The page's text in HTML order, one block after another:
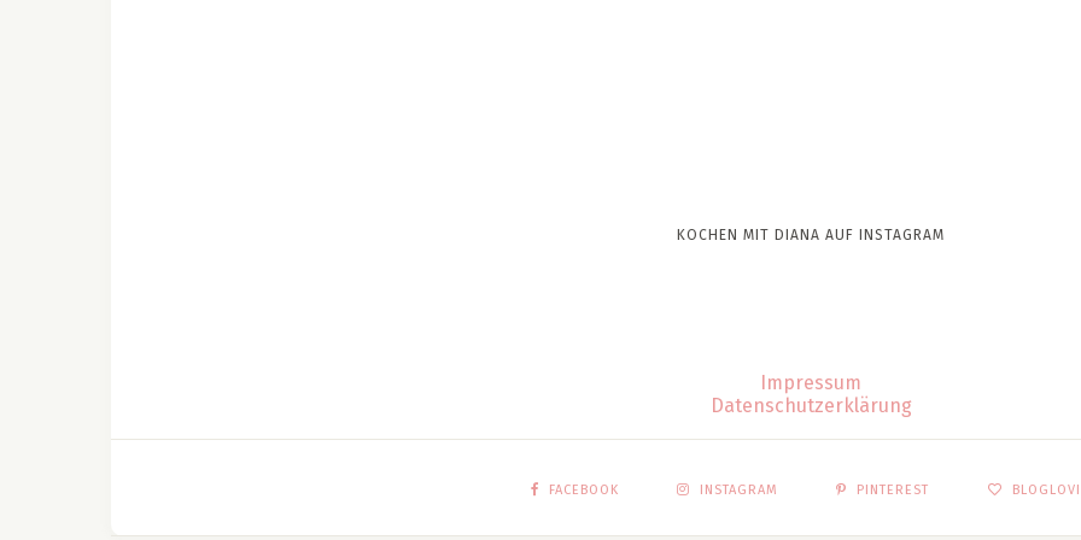
KOCHEN MIT DIANA AUF INSTAGRAM
Impressum
Datenschutzerklärung
FACEBOOK INSTAGRAM PINTEREST